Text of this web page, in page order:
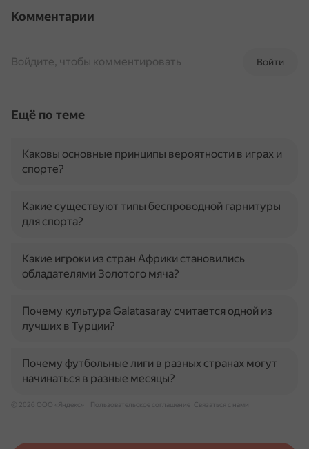
Комментарии
Войти
Войдите, чтобы комментировать
Ещё по теме
Каковы основные принципы вероятности в играх и
спорте?
Какие существуют типы беспроводной гарнитуры
для спорта?
Какие игроки из стран Африки становились
обладателями Золотого мяча?
Почему культура Galatasaray считается одной из
лучших в Турции?
Почему футбольные лиги в разных странах могут
начинаться в разные месяцы?
© 2026 ООО «Яндекс» Пользовательское соглашение Связаться с нами